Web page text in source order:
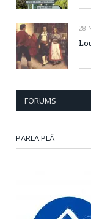
28
FORUMS
PARLA PLÂ